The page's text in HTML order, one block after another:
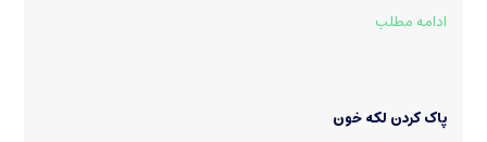
ادامه مطلب
پاک کردن لکه خون